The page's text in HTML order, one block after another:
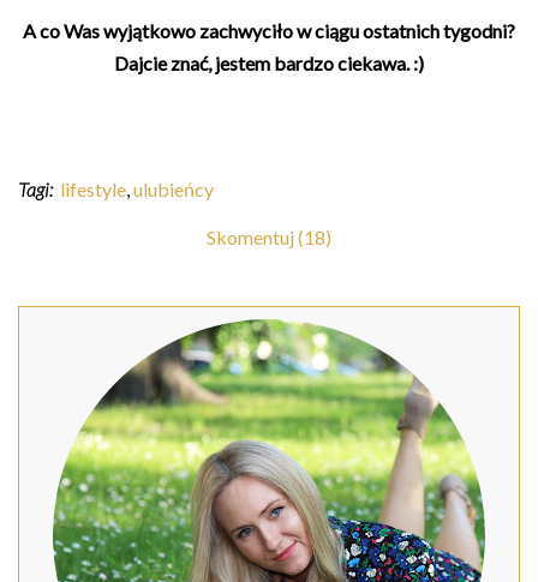
A co Was wyjątkowo zachwyciło w ciągu ostatnich tygodni?
Dajcie znać, jestem bardzo ciekawa. :)
Tagi: lifestyle,ulubieńcy
Skomentuj (18)